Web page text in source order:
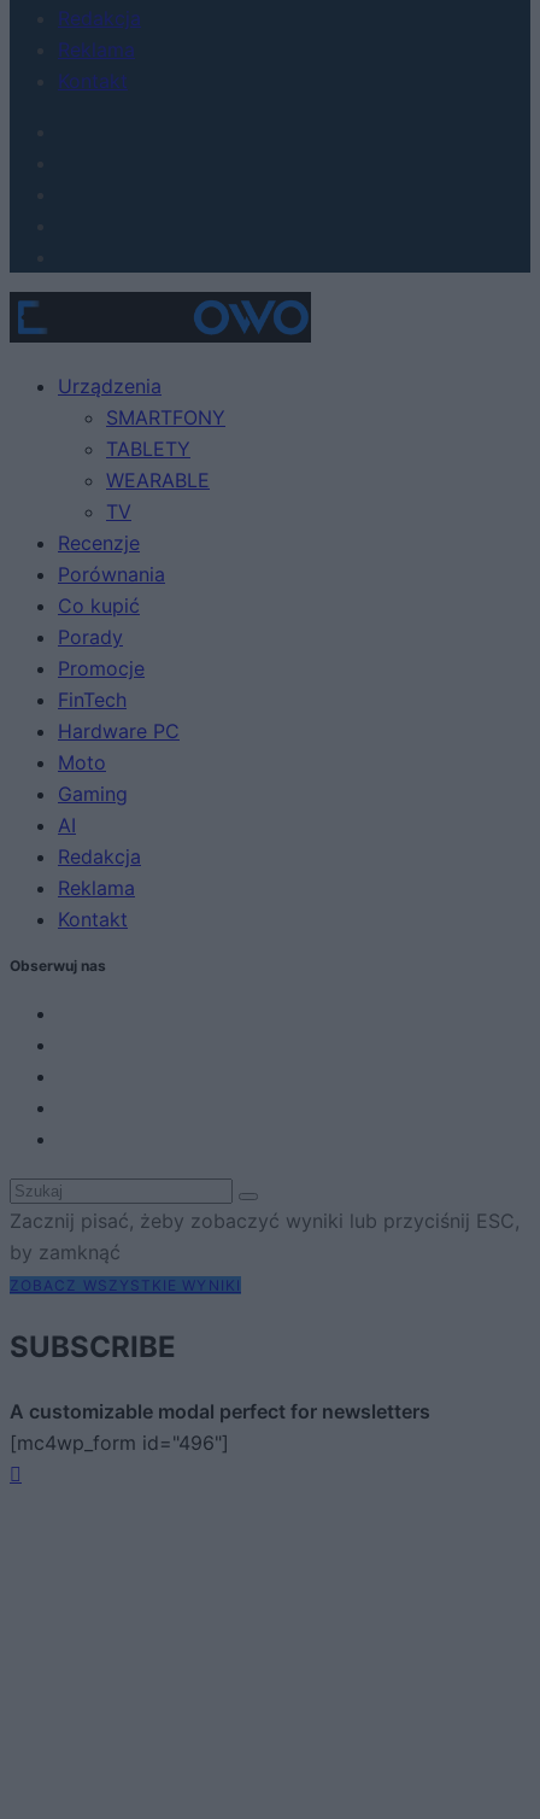
Redakcja
Reklama
Kontakt
Urządzenia
SMARTFONY
TABLETY
WEARABLE
TV
Recenzje
Porównania
Co kupić
Porady
Promocje
FinTech
Hardware PC
Moto
Gaming
AI
Redakcja
Reklama
Kontakt
Obserwuj nas
Zacznij pisać, żeby zobaczyć wyniki lub przyciśnij ESC,
by zamknąć
ZOBACZ WSZYSTKIE WYNIKI
SUBSCRIBE
A customizable modal perfect for newsletters
[mc4wp_form id="496"]